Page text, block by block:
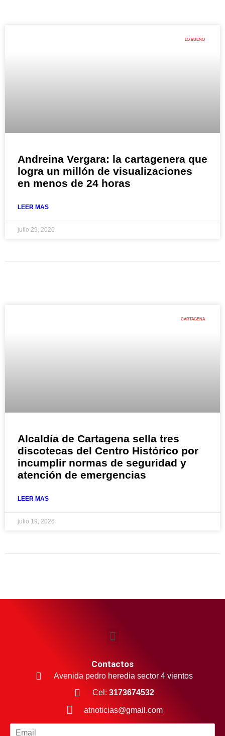
LO BUENO
Andreina Vergara: la cartagenera que
logra un millón de visualizaciones
en menos de 24 horas
LEER MAS
julio 29, 2026
CARTAGENA
Alcaldía de Cartagena sella tres
discotecas del Centro Histórico por
incumplir normas de seguridad y
atención de emergencias
LEER MAS
julio 19, 2026
Contactos
Avenida pedro heredia sector 4 vientos
Cel: 3173674532
atnoticias@gmail.com